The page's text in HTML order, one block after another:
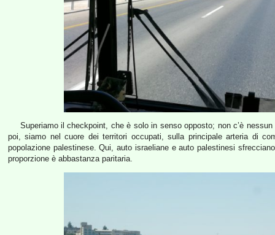
Superiamo il checkpoint, che è solo in senso opposto; non c’è
poi, siamo nel cuore dei territori occupati, sulla principale arteria di
popolazione palestinese. Qui, auto israeliane e auto palestinesi
proporzione è abbastanza paritaria.